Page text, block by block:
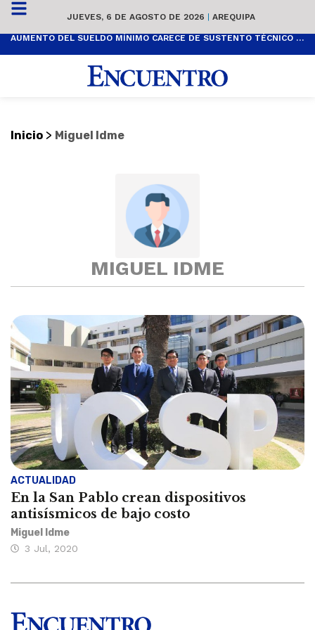
JUEVES, 6 DE AGOSTO DE 2026 | AREQUIPA
AUMENTO DEL SUELDO MÍNIMO CARECE DE SUSTENTO TÉCNICO Y ES POPULISTA
Inicio > Miguel Idme
MIGUEL IDME
ACTUALIDAD
En la San Pablo crean dispositivos
antisísmicos de bajo costo
Miguel Idme
3 Jul, 2020